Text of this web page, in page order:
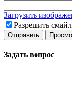
Загрузить
Разрешить
Задать вопрос